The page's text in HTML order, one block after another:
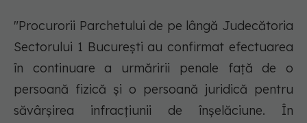
"Procurorii Parchetului de pe lângă Judecătoria
Sectorului 1 Bucureşti au confirmat efectuarea
în continuare a urmăririi penale faţă de o
persoană fizică şi o persoană juridică pentru
săvârşirea infracţiunii de înşelăciune. În